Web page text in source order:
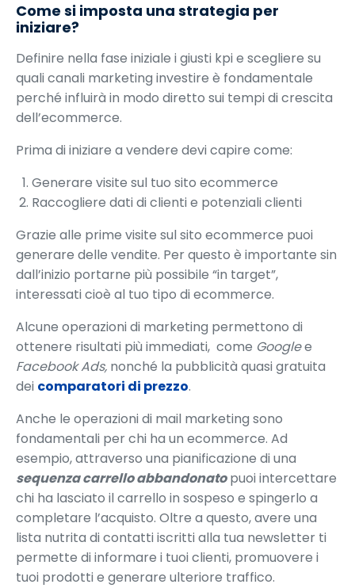
Come si imposta una strategia per
iniziare?
Definire nella fase iniziale i giusti kpi e scegliere su
quali canali marketing investire è fondamentale
perché influirà in modo diretto sui tempi di crescita
dell’ecommerce.
Prima di iniziare a vendere devi capire come:
Generare visite sul tuo sito ecommerce
Raccogliere dati di clienti e potenziali clienti
Grazie alle prime visite sul sito ecommerce puoi
generare delle vendite. Per questo è importante sin
dall’inizio portarne più possibile “in target”,
interessati cioè al tuo tipo di ecommerce.
Alcune operazioni di marketing permettono di
ottenere risultati più immediati, come Googlee
Facebook Ads, nonché la pubblicità quasi gratuita
dei comparatori di prezzo.
Anche le operazioni di mail marketing sono
fondamentali per chi ha un ecommerce. Ad
esempio, attraverso una pianificazione di una
sequenza carrello abbandonatopuoi intercettare
chi ha lasciato il carrello in sospeso e spingerlo a
completare l’acquisto. Oltre a questo, avere una
lista nutrita di contatti iscritti alla tua newsletter ti
permette di informare i tuoi clienti, promuovere i
tuoi prodotti e generare ulteriore traffico.